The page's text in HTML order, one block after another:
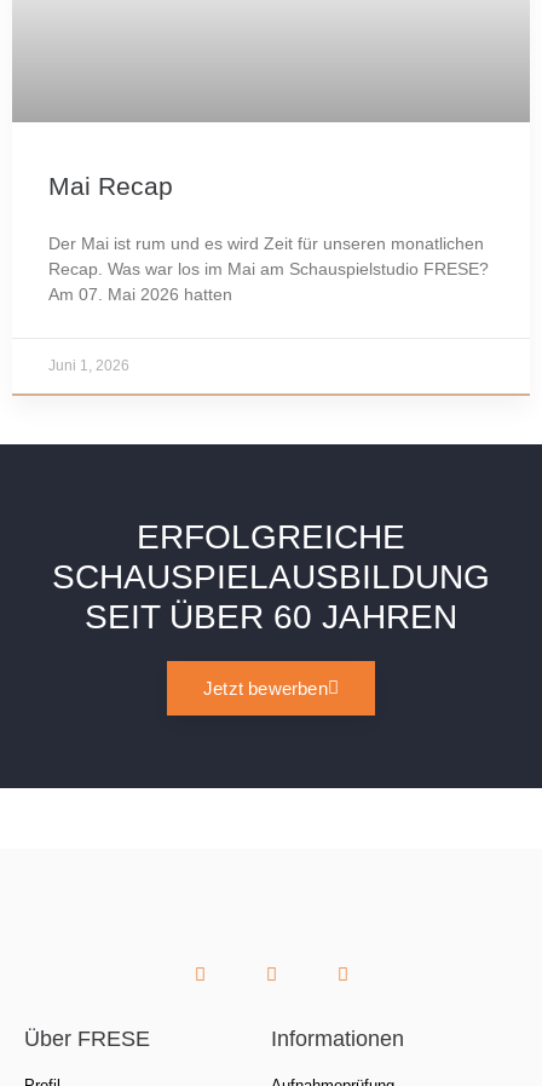
Mai Recap
Der Mai ist rum und es wird Zeit für unseren monatlichen
Recap. Was war los im Mai am Schauspielstudio FRESE?
Am 07. Mai 2026 hatten
Juni 1, 2026
ERFOLGREICHE
SCHAUSPIELAUSBILDUNG
SEIT ÜBER 60 JAHREN
Jetzt bewerben
Über FRESE Informationen